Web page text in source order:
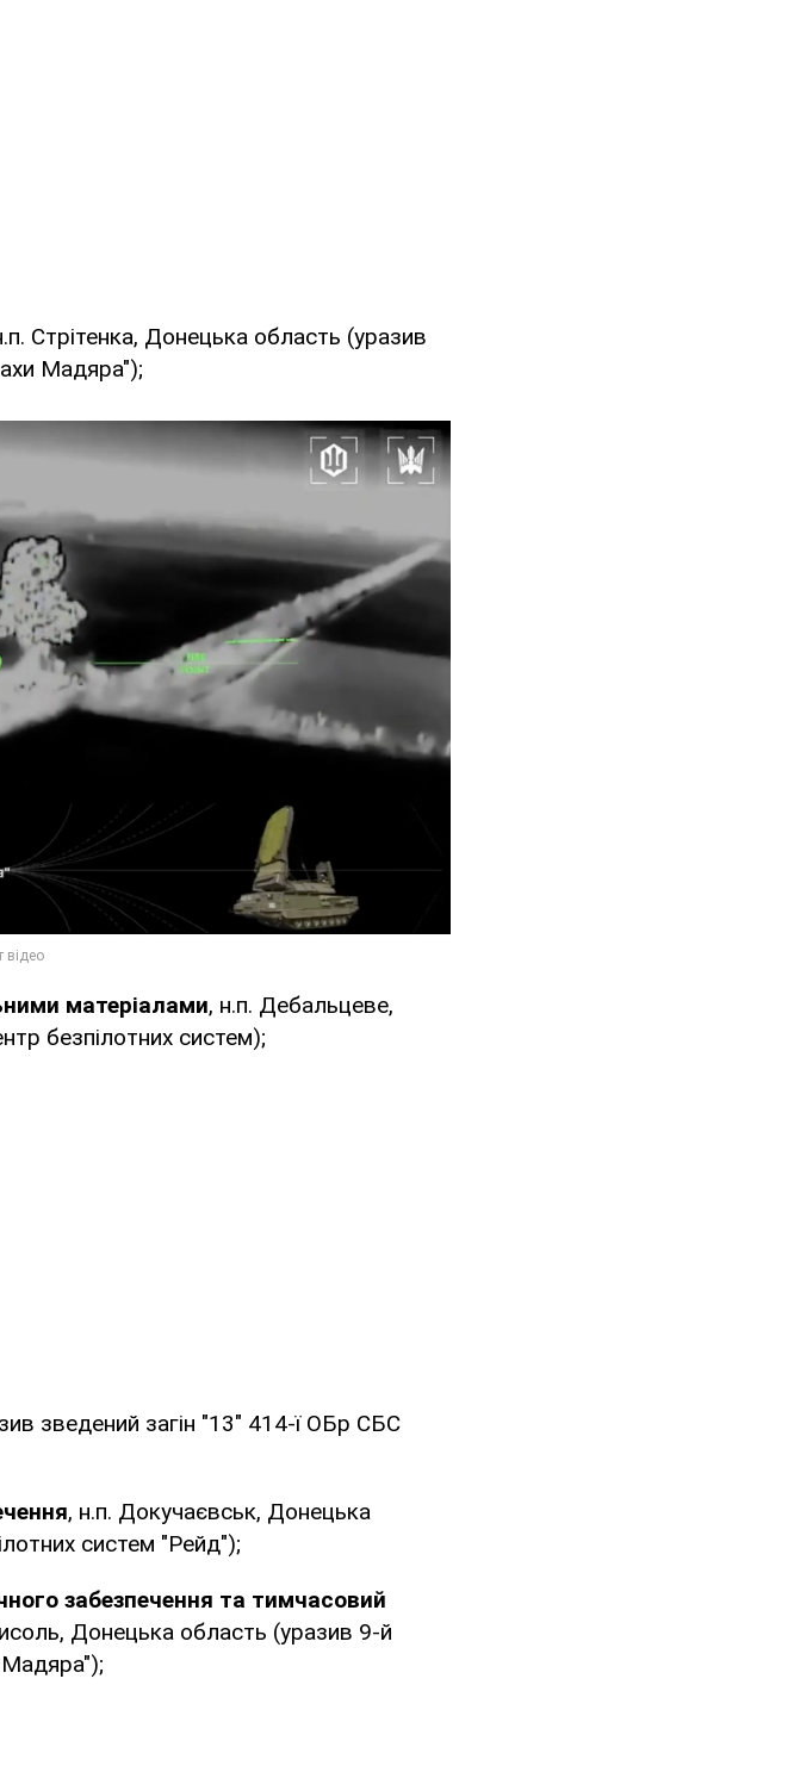
Стрітенка, Донецька область (уразив
Мадяра");
матеріалами, н.п. Дебальцеве,
безпілотних систем);
зведений загін "13" 414-ї ОБр СБС
, н.п. Докучаєвськ, Донецька
систем "Рейд");
забезпечення та тимчасовий
Донецька область (уразив 9-й